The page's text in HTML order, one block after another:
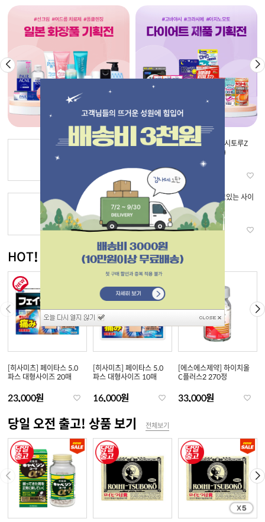
[펠리칸] 코이스루오시리
[DHC] 약용 립크림
11,200원
[고바야시]나이시토루Z
(315정/420정)
71,000원
64,500원
[신야효소] 자고있는 사이
에
25,500원
HOT! 신상품 보기 전체보기
[히사미츠] 페이타스 5.0
파스 대형사이즈 20매
23,000원
[히사미츠] 페이타스 5.0
파스 대형사이즈 10매
16,000원
[에스에스제약] 하이치올
C플러스2 270정
33,000원
당일 오전 출고! 상품 보기 전체보기